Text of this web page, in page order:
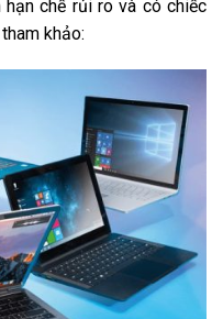
chế rủi ro và có chiếc
khảo: